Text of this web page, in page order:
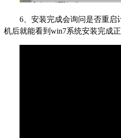
6、安装完成会询问是否重启
机后就能看到win7系统安装完成正